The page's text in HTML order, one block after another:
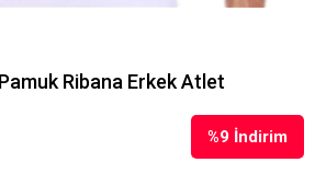
Ribana Erkek Atlet
%9 İndirim